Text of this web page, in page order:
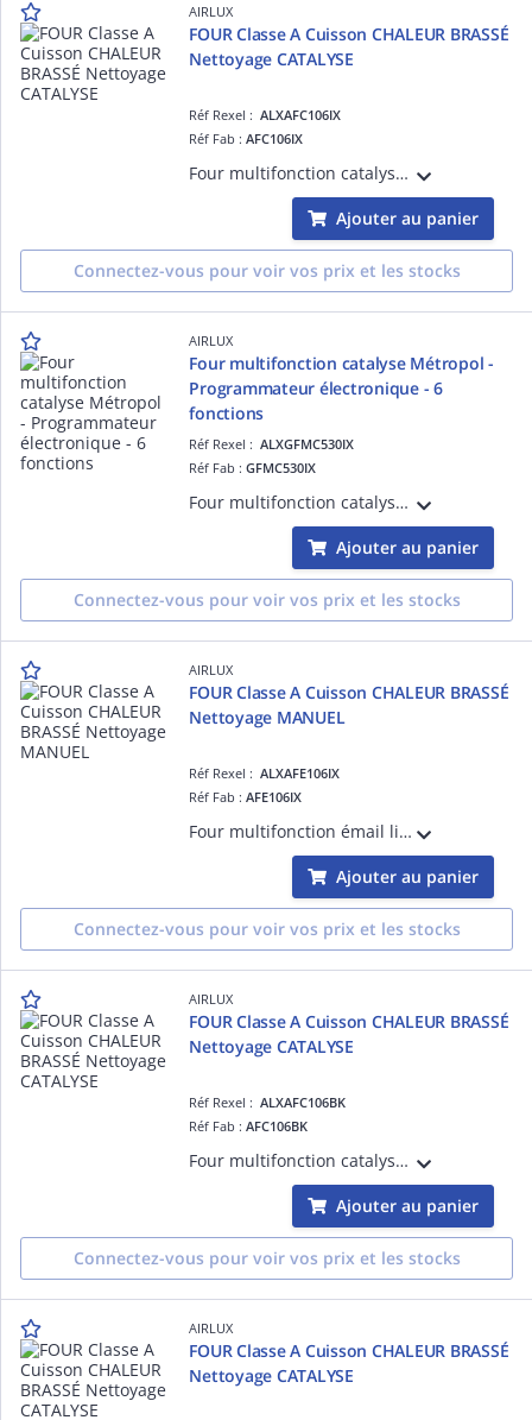
AIRLUX
FOUR Classe A Cuisson CHALEUR BRASSÉ
Nettoyage CATALYSE
Réf Rexel :ALXAFC106IX
Réf Fab :AFC106IX
Four multifonction catalyse - Programmateur sensitif - 6 modes de cuisson dont la chaleur brassée - 70 L - Porte plein verre - Sécurité enfants - Gradins fils - 1 lèchefrite, 1 grille - Classe A - Inox anti-trace
Ajouter au panier
Connectez-vous pour voir vos prix et les stocks
AIRLUX
Four multifonction catalyse Métropol -
Programmateur électronique - 6
fonctions
Réf Rexel :ALXGFMC530IX
Réf Fab :GFMC530IX
Four multifonction catalyse Métropol - Programmateur électronique - 6 fonctions - Porte plein verre - Vitres amovibles sans outil - Gradins fils - 59 L - Classe A - Inox
Ajouter au panier
Connectez-vous pour voir vos prix et les stocks
AIRLUX
FOUR Classe A Cuisson CHALEUR BRASSÉ
Nettoyage MANUEL
Réf Rexel :ALXAFE106IX
Réf Fab :AFE106IX
Four multifonction émail lisse - Programmateur sensitif - 6 fonctions dont la chaleur brassée - 70 L - Porte plein verre - Sécurité enfants - Gradins fils - 1 lèchefrite, 1 grille - Classe A - Inox anti-trace
Ajouter au panier
Connectez-vous pour voir vos prix et les stocks
AIRLUX
FOUR Classe A Cuisson CHALEUR BRASSÉ
Nettoyage CATALYSE
Réf Rexel :ALXAFC106BK
Réf Fab :AFC106BK
Four multifonction catalyse - Programmateur sensitif - 6 modes de cuisson dont la chaleur brassée - 70 L - Porte plein verre - Gradins fils - 1 lèchefrite, 1 grille - Classe A - Noir
Ajouter au panier
Connectez-vous pour voir vos prix et les stocks
AIRLUX
FOUR Classe A Cuisson CHALEUR BRASSÉ
Nettoyage CATALYSE